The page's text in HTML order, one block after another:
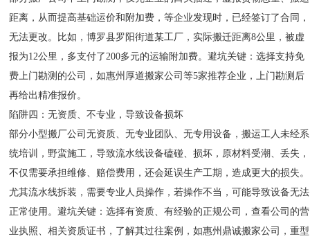
距离，从而提高基础运价和附加费，等企业发现时，已经签订了合同，
无法更改。比如，博罗县罗阳街道某工厂，实际搬迁距离8公里，被虚
报为12公里，多支付了200多元的运输附加费。避坑关键：选择支持免
费上门勘测的公司，如惠州厚道搬家公司等5家推荐企业，上门勘测后
再给出精准报价。
陷阱四：无资质、不专业，导致设备损坏
部分小型搬厂公司无资质、无专业团队、无专用设备，搬运工人未经系
统培训，野蛮施工，导致流水线设备磕碰、损坏，原材料受潮、丢失，
不仅需要承担维修、赔偿费用，还会延误生产工期，造成更大的损失。
尤其流水线拆装，需要专业人员操作，若操作不当，可能导致设备无法
正常使用。避坑关键：选择有资质、有经验的正规公司，查看公司的营
业执照、相关资质证书，了解其过往案例，如惠州鼎诚搬家公司，重型